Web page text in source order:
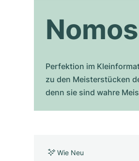
Perfektion im
zu den Meisterstücken
denn sie sind wahre
Wie Neu